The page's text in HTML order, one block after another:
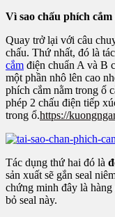
Vì sao chấu phích cắm
Quay trở lại với câu
chấu. Thứ nhất, đó là
cắm điện chuẩn A và B
một phần nhô lên cao
phích cắm nằm trong ổ
phép 2 chấu điện tiếp
trong ổ.https://
Tác dụng thứ hai đó là
sản xuất sẽ gắn seal
chứng minh đây là
bỏ seal này.